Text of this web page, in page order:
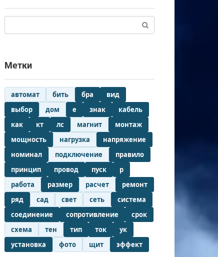
Метки
автомат бить бра
вид
выбор
дом е знак
кабель
как
кт лс магнит
монтаж
мощность
нагрузка
напряжение
номинал
подключение
правило
принцип
провод пуск
р
работа
размер расчет
ремонт
ряд
сад свет сеть
система
соединение
сопротивление
срок
схема
тен тип ток
ук
установка
фото щит эффект